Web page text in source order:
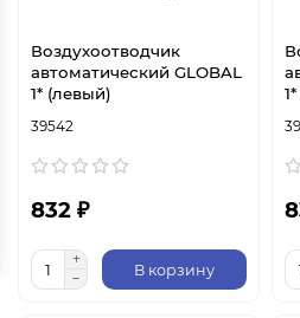
Воздухоотводчик
автоматический GLOBAL
1* (левый)
39542
832 ₽
В корзину